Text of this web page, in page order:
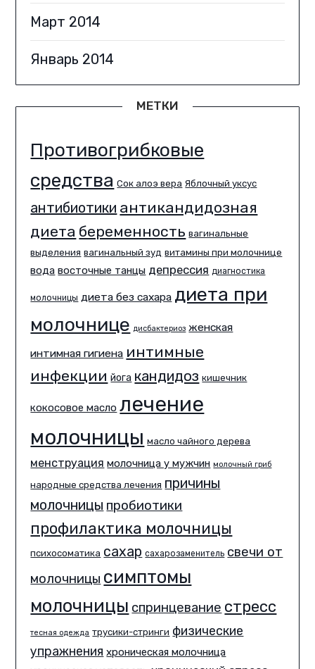
Март 2014
Январь 2014
МЕТКИ
Противогрибковые
средства Сок алоэ вера Яблочный уксус
антибиотики антикандидозная
диета беременность вагинальные
выделения вагинальный зуд витамины при молочнице
вода восточные танцы депрессия диагностика
молочницы диета без сахара диета при
молочнице дисбактериоз женская
интимная гигиена интимные
инфекции йога кандидоз кишечник
кокосовое масло лечение
молочницы масло чайного дерева
менструация молочница у мужчин молочный гриб
народные средства лечения причины
молочницы пробиотики
профилактика молочницы
психосоматика сахар сахарозаменитель свечи от
молочницы симптомы
молочницы спринцевание стресс
тесная одежда трусики-стринги физические
упражнения хроническая молочница